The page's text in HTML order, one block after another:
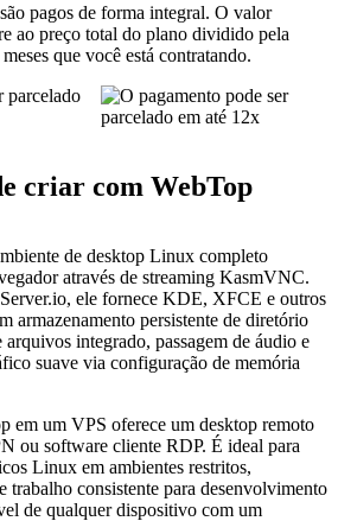
pagos de forma integral. O valor
ao preço total do plano dividido pela
que você está contratando.
parcelado
criar com WebTop
de desktop Linux completo
através de streaming KasmVNC.
ele fornece KDE, XFCE e outros
armazenamento persistente de diretório
integrado, passagem de áudio e
suave via configuração de memória
em um VPS oferece um desktop remoto
ou software cliente RDP. É ideal para
Linux em ambientes restritos,
trabalho consistente para desenvolvimento
de qualquer dispositivo com um